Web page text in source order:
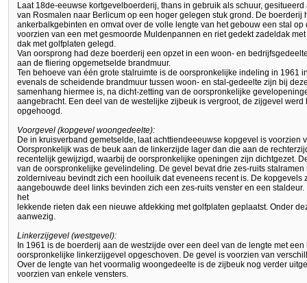
Laat 18de-eeuwse kortgevelboerderij, thans in gebruik als schuur,
van Rosmalen naar Berlicum op een hoger gelegen stuk grond. De boerderij
ankerbalkgebinten en omvat over de volle lengte van het gebouw een stal
voorzien van een met gesmoorde Muldenpannen en riet gedekt zadeldak
dak met golfplaten gelegd.
Van oorsprong had deze boerderij een opzet in een woon- en
aan de fliering opgemetselde brandmuur.
Ten behoeve van één grote stalruimte is de oorspronkelijke indeling in 1961
evenals de scheidende brandmuur tussen woon- en stal-gedeelte zijn bij
samenhang hiermee is, na dicht-zetting van de oorspronkelijke
aangebracht. Een deel van de westelijke zijbeuk is vergroot, de zijgevel
opgehoogd.
Voorgevel (kopgevel woongedeelte):
De in kruisverband gemetselde, laat achttiendeeeuwse kopgevel is voorzien
Oorspronkelijk was de beuk aan de linkerzijde lager dan die aan de
recentelijk gewijzigd, waarbij de oorspronkelijke openingen zijn dichtgezet.
van de oorspronkelijke gevelindeling. De gevel bevat drie zes-ruits
zolderniveau bevindt zich een hooiluik dat eveneens recent is. De
aangebouwde deel links bevinden zich een zes-ruits venster en een
het
lekkende rieten dak een nieuwe afdekking met golfplaten geplaatst. Onder
aanwezig.
Linkerzijgevel (westgevel):
In 1961 is de boerderij aan de westzijde over een deel van de lengte met
oorspronkelijke linkerzijgevel opgeschoven. De gevel is voorzien van
Over de lengte van het voormalig woongedeelte is de zijbeuk nog verder
voorzien van enkele vensters.